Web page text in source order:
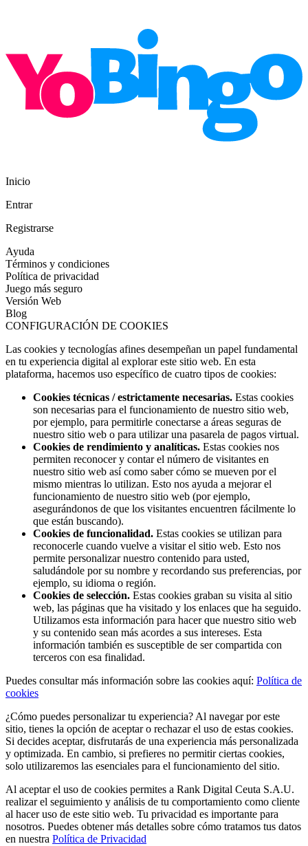
Inicio
Entrar
Registrarse
Ayuda
Términos y condiciones
Política de privacidad
Juego más seguro
Versión Web
Blog
CONFIGURACIÓN DE COOKIES
Las cookies y tecnologías afines desempeñan un papel fundamental
en tu experiencia digital al explorar este sitio web. En esta
plataforma, hacemos uso específico de cuatro tipos de cookies:
Cookies técnicas / estrictamente necesarias. Estas cookies
son necesarias para el funcionamiento de nuestro sitio web,
por ejemplo, para permitirle conectarse a áreas seguras de
nuestro sitio web o para utilizar una pasarela de pagos virtual.
Cookies de rendimiento y analíticas. Estas cookies nos
permiten reconocer y contar el número de visitantes en
nuestro sitio web así como saber cómo se mueven por el
mismo mientras lo utilizan. Esto nos ayuda a mejorar el
funcionamiento de nuestro sitio web (por ejemplo,
asegurándonos de que los visitantes encuentren fácilmente lo
que están buscando).
Cookies de funcionalidad. Estas cookies se utilizan para
reconocerle cuando vuelve a visitar el sitio web. Esto nos
permite personalizar nuestro contenido para usted,
saludándole por su nombre y recordando sus preferencias, por
ejemplo, su idioma o región.
Cookies de selección. Estas cookies graban su visita al sitio
web, las páginas que ha visitado y los enlaces que ha seguido.
Utilizamos esta información para hacer que nuestro sitio web
y su contenido sean más acordes a sus intereses. Esta
información también es susceptible de ser compartida con
terceros con esa finalidad.
Puedes consultar más información sobre las cookies aquí: Política de
cookies
¿Cómo puedes personalizar tu experiencia? Al navegar por este
sitio, tienes la opción de aceptar o rechazar el uso de estas cookies.
Si decides aceptar, disfrutarás de una experiencia más personalizada
y optimizada. En cambio, si prefieres no permitir ciertas cookies,
solo utilizaremos las esenciales para el funcionamiento del sitio.
Al aceptar el uso de cookies permites a Rank Digital Ceuta S.A.U.
realizar el seguimiento y análisis de tu comportamiento como cliente
al hacer uso de este sitio web. Tu privacidad es importante para
nosotros. Puedes obtener más detalles sobre cómo tratamos tus datos
en nuestra Política de Privacidad